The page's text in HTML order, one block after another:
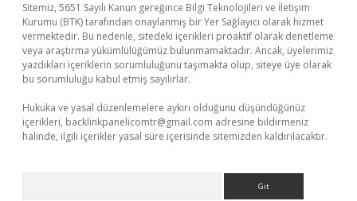
Sitemiz, 5651 Sayılı Kanun gereğince Bilgi Teknolojileri ve İletişim
Kurumu (BTK) tarafından onaylanmış bir Yer Sağlayıcı olarak hizmet
vermektedir. Bu nedenle, sitedeki içerikleri proaktif olarak denetleme
veya araştırma yükümlülüğümüz bulunmamaktadır. Ancak, üyelerimiz
yazdıkları içeriklerin sorumluluğunu taşımakta olup, siteye üye olarak
bu sorumluluğu kabul etmiş sayılırlar.
Hukuka ve yasal düzenlemelere aykırı olduğunu düşündüğünüz
içerikleri, backlinkpanelicomtr@gmail.com adresine bildirmeniz
halinde, ilgili içerikler yasal süre içerisinde sitemizden kaldırılacaktır.